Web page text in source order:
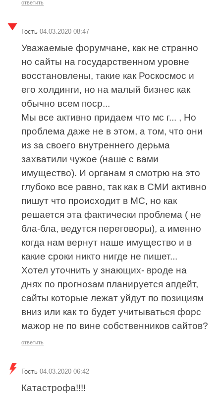
ответить
Гость 04.03.2020 08:47
Уважаемые форумчане, как не странно
но сайты на государственном уровне
восстановлены, такие как Роскосмос и
его холдинги, но на малый бизнес как
обычно всем поср...
Мы все активно придаем что мс г... , Но
проблема даже не в этом, а том, что они
из за своего внутреннего дерьма
захватили чужое (наше с вами
имущество). И органам я смотрю на это
глубоко все равно, так как в СМИ активно
пишут что происходит в МС, но как
решается эта фактически проблема ( не
бла-бла, ведутся переговоры), а именно
когда нам вернут наше имущество и в
какие сроки никто нигде не пишет...
Хотел уточнить у знающих- вроде на
днях по прогнозам планируется апдейт,
сайты которые лежат уйдут по позициям
вниз или как то будет учитываться форс
мажор не по вине собственников сайтов?
ответить
Гость 04.03.2020 06:42
Катастрофа!!!!